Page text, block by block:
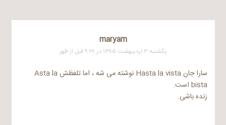
maryam
یکشنبه ۳ اردیبهشت ۱۳۸۵ در ۹:۲۸ قبل از ظهر
سارا جان Hasta la vista نوشته می شه ، اما تلفظش Asta la
bista است.
زنده باشی.